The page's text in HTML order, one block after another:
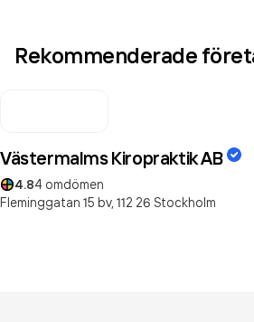
Rekommenderade
Västermalms Kiropraktik AB
4.84 omdömen
Fleminggatan 15 bv, 112 26 Stockholm